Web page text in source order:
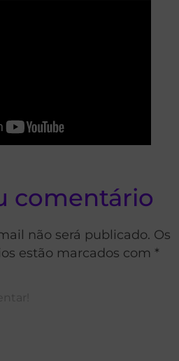
comentário
não será publicado. Os
estão marcados com *